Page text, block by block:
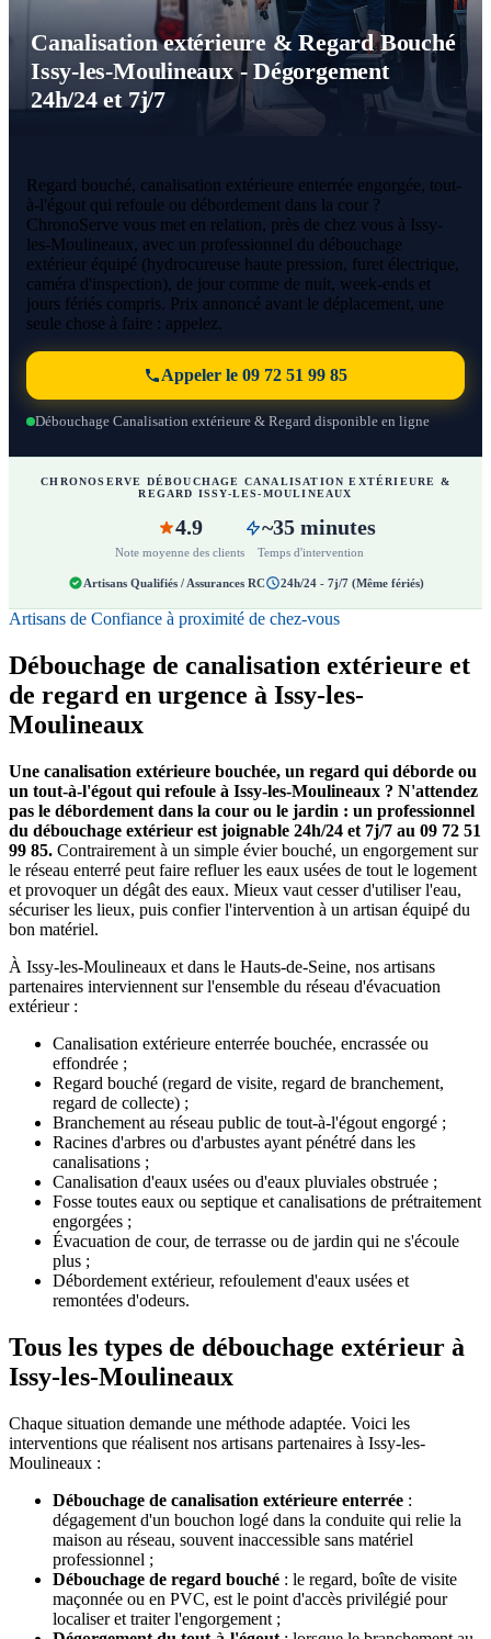
Canalisation extérieure & Regard Bouché
Issy-les-Moulineaux - Dégorgement
24h/24 et 7j/7
Regard bouché, canalisation extérieure enterrée engorgée, tout-
à-l'égout qui refoule ou débordement dans la cour ?
ChronoServe vous met en relation, près de chez vous à Issy-
les-Moulineaux, avec un professionnel du débouchage
extérieur équipé (hydrocureuse haute pression, furet électrique,
caméra d'inspection), de jour comme de nuit, week-ends et
jours fériés compris. Prix annoncé avant le déplacement, une
seule chose à faire : appelez.
Appeler le 09 72 51 99 85
Débouchage Canalisation extérieure & Regard disponible en ligne
CHRONOSERVE DÉBOUCHAGE CANALISATION EXTÉRIEURE &
REGARD ISSY-LES-MOULINEAUX
4.9
Note moyenne des clients
~35 minutes
Temps d'intervention
Artisans Qualifiés / Assurances RC 24h/24 - 7j/7 (Même fériés)
Artisans de Confiance à proximité de chez-vous
Débouchage de canalisation extérieure et
de regard en urgence à Issy-les-
Moulineaux
Une canalisation extérieure bouchée, un regard qui déborde ou
un tout-à-l'égout qui refoule à Issy-les-Moulineaux ? N'attendez
pas le débordement dans la cour ou le jardin : un professionnel
du débouchage extérieur est joignable 24h/24 et 7j/7 au 09 72 51
99 85. Contrairement à un simple évier bouché, un engorgement sur
le réseau enterré peut faire refluer les eaux usées de tout le logement
et provoquer un dégât des eaux. Mieux vaut cesser d'utiliser l'eau,
sécuriser les lieux, puis confier l'intervention à un artisan équipé du
bon matériel.
À Issy-les-Moulineaux et dans le Hauts-de-Seine, nos artisans
partenaires interviennent sur l'ensemble du réseau d'évacuation
extérieur :
Canalisation extérieure enterrée bouchée, encrassée ou
effondrée ;
Regard bouché (regard de visite, regard de branchement,
regard de collecte) ;
Branchement au réseau public de tout-à-l'égout engorgé ;
Racines d'arbres ou d'arbustes ayant pénétré dans les
canalisations ;
Canalisation d'eaux usées ou d'eaux pluviales obstruée ;
Fosse toutes eaux ou septique et canalisations de prétraitement
engorgées ;
Évacuation de cour, de terrasse ou de jardin qui ne s'écoule
plus ;
Débordement extérieur, refoulement d'eaux usées et
remontées d'odeurs.
Tous les types de débouchage extérieur à
Issy-les-Moulineaux
Chaque situation demande une méthode adaptée. Voici les
interventions que réalisent nos artisans partenaires à Issy-les-
Moulineaux :
Débouchage de canalisation extérieure enterrée :
dégagement d'un bouchon logé dans la conduite qui relie la
maison au réseau, souvent inaccessible sans matériel
professionnel ;
Débouchage de regard bouché : le regard, boîte de visite
maçonnée ou en PVC, est le point d'accès privilégié pour
localiser et traiter l'engorgement ;